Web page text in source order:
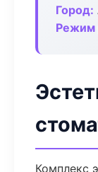
Город:
Режим
Комплекс